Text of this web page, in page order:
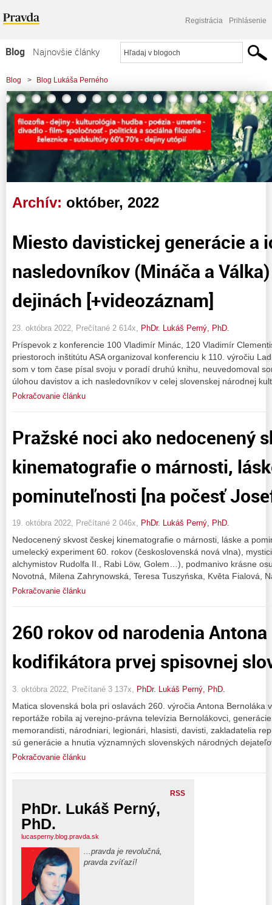
Registrácia Prihlásenie
Blog
Najnovšie články
Najčítanejšie články
Najkomentovanejšie články
Zoznam blogov
Komerčné blogy
Blog > Blog Lukáša Perného
Archív: október, 2022
Miesto davistickej generácie a
nasledovníkov (Mináča a
dejinách [+videozáznam]
23. októbra 2022, Prečítané 2 614x, PhDr. Lukáš Perný, PhD.
​Príspevok z konferencie 100 Vladimír Minác, 120 Vladimír
priestoroch inštitútu ASA organizoval konferenciu k 110. výročiu
som v tom čase písal svoju v poradí druhú knihu, neuvedomoval
úlohou davistov a ich nasledovníkov v celej slovenskej národnej
Pokračovanie článku
Pražské noci ako nedocenený
kinematografie o márnosti,
pominuteľnosti [na počesť
19. októbra 2022, Prečítané 2 046x, PhDr. Lukáš Perný, PhD.
Nedocenený skvost českej kinematografie o márnosti, láske a
umelecký experiment 60. rokov (československá nová vlna),
alchymistov Rudolfa II., Rabi Löw, Golem…), podmanivo krásne
Novotná, Milena Zahrynowská, Teresa Tuszyńska, Květa Fialová,
Pokračovanie článku
260 rokov od narodenia
kodifikátora prvej spisovnej
3. októbra 2022, Prečítané 3 137x, PhDr. Lukáš Perný, PhD.
Matica slovenská bola pri oslavách 260. výročia Antona Bernoláka
reportáže robila aj verejno-právna televízia Bernolákovci,
memorandisti, národniari, legionári, hlasisti, davisti, zakladatelia
sú generácie a hnutia významných slovenských národných
Pokračovanie článku
RSS
PhDr. Lukáš Perný,
PhD.
lucasperny.blog.pravda.sk
...pravda je revolučná,
pravda zvíťazí!